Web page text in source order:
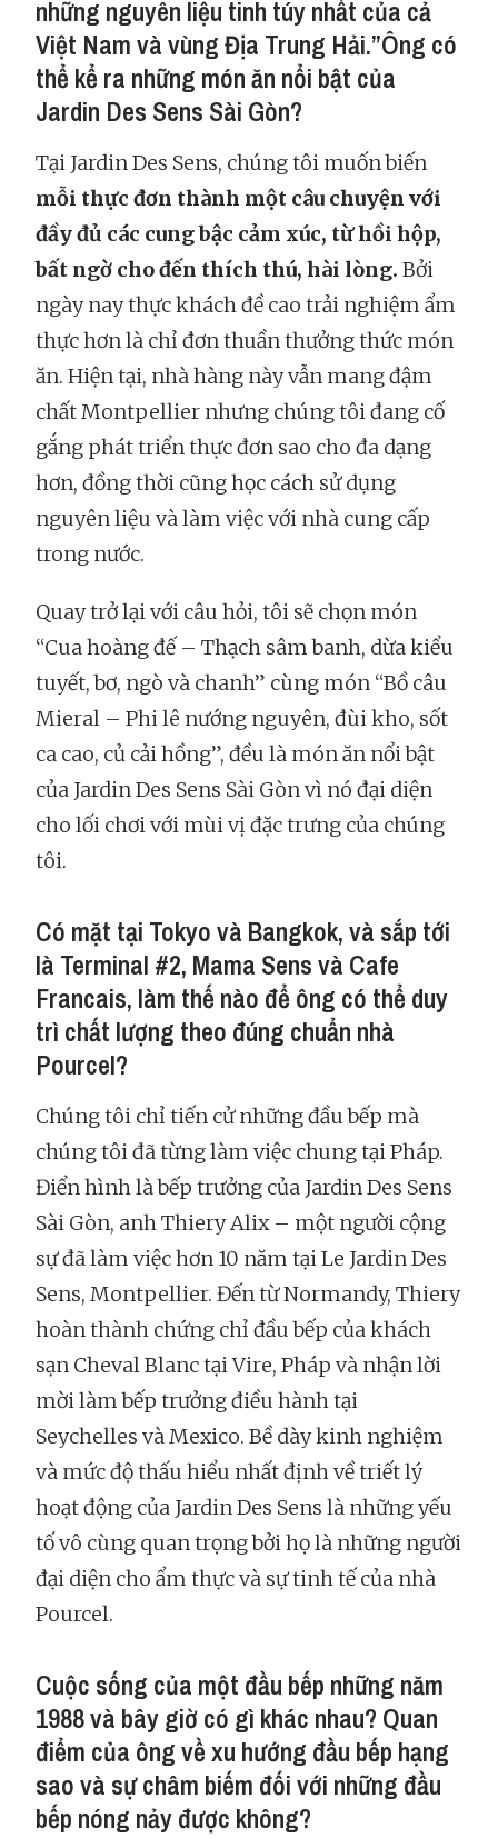
những nguyên liệu tinh túy nhất của cả
Việt Nam và vùng Địa Trung Hải.”Ông có
thể kể ra những món ăn nổi bật của
Jardin Des Sens Sài Gòn?
Tại Jardin Des Sens, chúng tôi muốn biến
mỗi thực đơn thành một câu chuyện với
đầy đủ các cung bậc cảm xúc, từ hồi hộp,
bất ngờ cho đến thích thú, hài lòng. Bởi
ngày nay thực khách đề cao trải nghiệm ẩm
thực hơn là chỉ đơn thuần thưởng thức món
ăn. Hiện tại, nhà hàng này vẫn mang đậm
chất Montpellier nhưng chúng tôi đang cố
gắng phát triển thực đơn sao cho đa dạng
hơn, đồng thời cũng học cách sử dụng
nguyên liệu và làm việc với nhà cung cấp
trong nước.
Quay trở lại với câu hỏi, tôi sẽ chọn món
“Cua hoàng đế – Thạch sâm banh, dừa kiểu
tuyết, bơ, ngò và chanh” cùng món “Bồ câu
Mieral – Phi lê nướng nguyên, đùi kho, sốt
ca cao, củ cải hồng”, đều là món ăn nổi bật
của Jardin Des Sens Sài Gòn vì nó đại diện
cho lối chơi với mùi vị đặc trưng của chúng
tôi.
Có mặt tại Tokyo và Bangkok, và sắp tới
là Terminal #2, Mama Sens và Cafe
Francais, làm thế nào để ông có thể duy
trì chất lượng theo đúng chuẩn nhà
Pourcel?
Chúng tôi chỉ tiến cử những đầu bếp mà
chúng tôi đã từng làm việc chung tại Pháp.
Điển hình là bếp trưởng của Jardin Des Sens
Sài Gòn, anh Thiery Alix – một người cộng
sự đã làm việc hơn 10 năm tại Le Jardin Des
Sens, Montpellier. Đến từ Normandy, Thiery
hoàn thành chứng chỉ đầu bếp của khách
sạn Cheval Blanc tại Vire, Pháp và nhận lời
mời làm bếp trưởng điều hành tại
Seychelles và Mexico. Bề dày kinh nghiệm
và mức độ thấu hiểu nhất định về triết lý
hoạt động của Jardin Des Sens là những yếu
tố vô cùng quan trọng bởi họ là những người
đại diện cho ẩm thực và sự tinh tế của nhà
Pourcel.
Cuộc sống của một đầu bếp những năm
1988 và bây giờ có gì khác nhau? Quan
điểm của ông về xu hướng đầu bếp hạng
sao và sự châm biếm đối với những đầu
bếp nóng nảy được không?